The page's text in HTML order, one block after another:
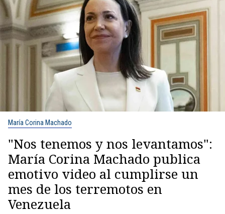
María Corina Machado
"Nos tenemos y nos levantamos":
María Corina Machado publica
emotivo video al cumplirse un
mes de los terremotos en
Venezuela